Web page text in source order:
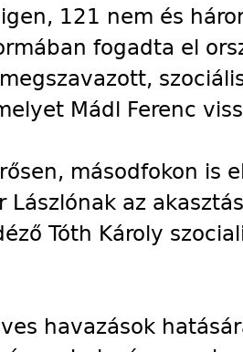
121 nem és
fogadta el
Mádl Ferenc
másodfokon is
Lászlónak az
Tóth Károly
havazások